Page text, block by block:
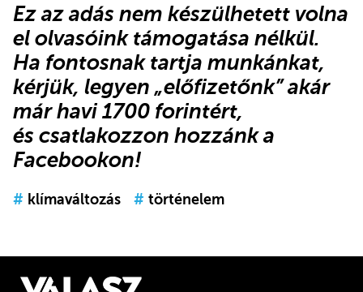
Ez az adás nem készülhetett volna
el olvasóink támogatása nélkül.
Ha fontosnak tartja munkánkat,
kérjük, legyen „előfizetőnk”akár
már havi 1700 forintért,
és csatlakozzon hozzánk a
Facebookon!
# klímaváltozás # történelem